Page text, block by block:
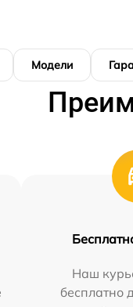
Модели
Наш
бесплатно